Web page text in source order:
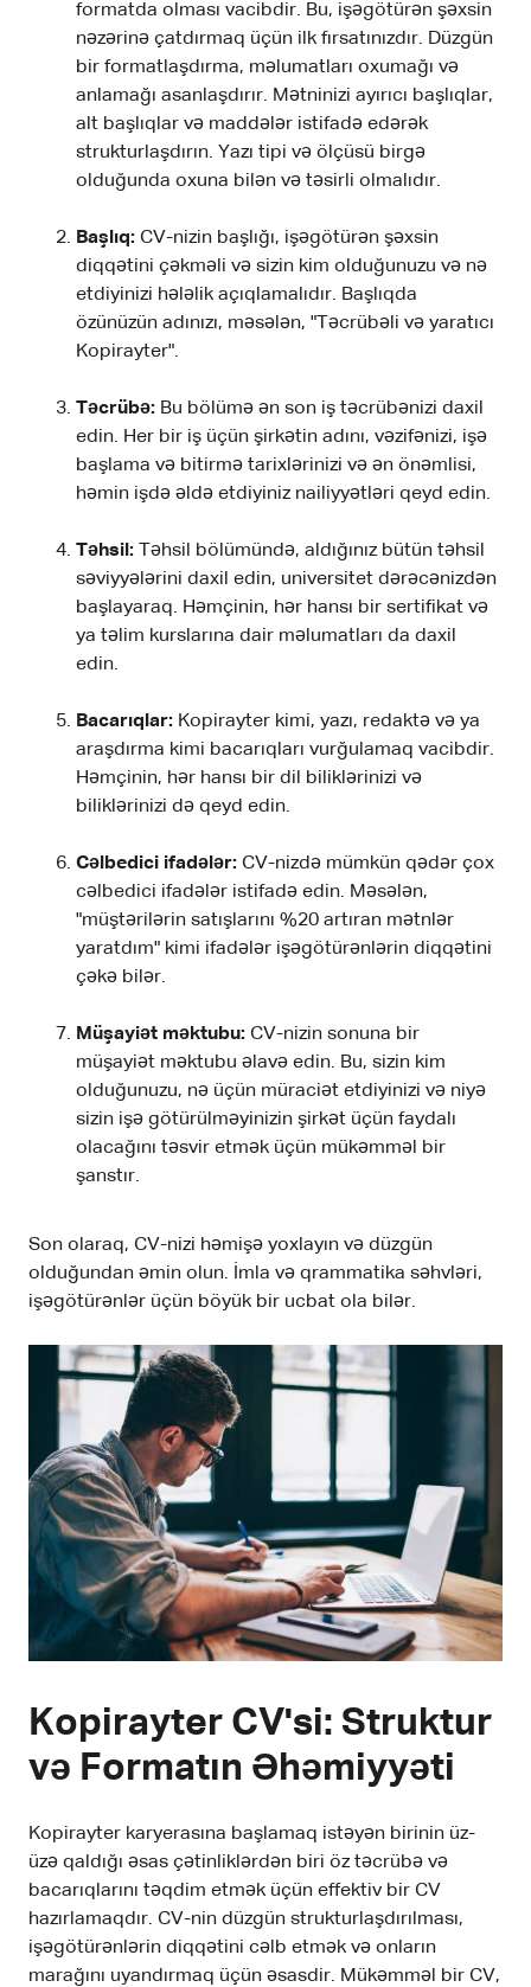
formatda olması vacibdir. Bu, işəgötürən şəxsin
nəzərinə çatdırmaq üçün ilk fırsatınızdır. Düzgün
bir formatlaşdırma, məlumatları oxumağı və
anlamağı asanlaşdırır. Mətninizi ayırıcı başlıqlar,
alt başlıqlar və maddələr istifadə edərək
strukturlaşdırın. Yazı tipi və ölçüsü birgə
olduğunda oxuna bilən və təsirli olmalıdır.
Başlıq: CV-nizin başlığı, işəgötürən şəxsin
diqqətini çəkməli və sizin kim olduğunuzu və nə
etdiyinizi hələlik açıqlamalıdır. Başlıqda
özünüzün adınızı, məsələn, "Təcrübəli və yaratıcı
Kopirayter".
Təcrübə: Bu bölümə ən son iş təcrübənizi daxil
edin. Her bir iş üçün şirkətin adını, vəzifənizi, işə
başlama və bitirmə tarixlərinizi və ən önəmlisi,
həmin işdə əldə etdiyiniz nailiyyətləri qeyd edin.
Təhsil: Təhsil bölümündə, aldığınız bütün təhsil
səviyyələrini daxil edin, universitet dərəcənizdən
başlayaraq. Həmçinin, hər hansı bir sertifikat və
ya təlim kurslarına dair məlumatları da daxil
edin.
Bacarıqlar: Kopirayter kimi, yazı, redaktə və ya
araşdırma kimi bacarıqları vurğulamaq vacibdir.
Həmçinin, hər hansı bir dil biliklərinizi və
biliklərinizi də qeyd edin.
Cəlbedici ifadələr: CV-nizdə mümkün qədər çox
cəlbedici ifadələr istifadə edin. Məsələn,
"müştərilərin satışlarını %20 artıran mətnlər
yaratdım" kimi ifadələr işəgötürənlərin diqqətini
çəkə bilər.
Müşayiət məktubu: CV-nizin sonuna bir
müşayiət məktubu əlavə edin. Bu, sizin kim
olduğunuzu, nə üçün müraciət etdiyinizi və niyə
sizin işə götürülməyinizin şirkət üçün faydalı
olacağını təsvir etmək üçün mükəmməl bir
şanstır.
Son olaraq, CV-nizi həmişə yoxlayın və düzgün
olduğundan əmin olun. İmla və qrammatika səhvləri,
işəgötürənlər üçün böyük bir ucbat ola bilər.
Kopirayter CV'si: Struktur
və Formatın Əhəmiyyəti
Kopirayter karyerasına başlamaq istəyən birinin üz-
üzə qaldığı əsas çətinliklərdən biri öz təcrübə və
bacarıqlarını təqdim etmək üçün effektiv bir CV
hazırlamaqdır. CV-nin düzgün strukturlaşdırılması,
işəgötürənlərin diqqətini cəlb etmək və onların
marağını uyandırmaq üçün əsasdir. Mükəmməl bir CV,